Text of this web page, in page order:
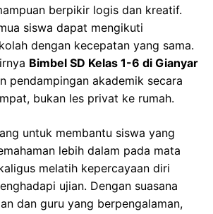
berpikir logis dan kreatif.
siswa dapat mengikuti
dengan kecepatan yang sama.
Bimbel SD Kelas 1-6 di Gianyar
pendampingan akademik secara
bukan les privat ke rumah.
untuk membantu siswa yang
lebih dalam pada mata
melatih kepercayaan diri
ujian. Dengan suasana
dan guru yang berpengalaman,